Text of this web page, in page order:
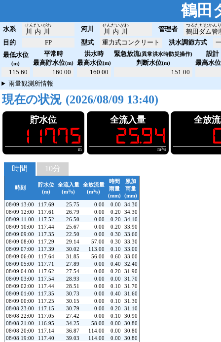
鶴田
水系 川内川
せんだいがわ
河川 川内川
せんだいがわ
管理者 鶴田ダム管
つるただむかん
目的 FP 型式 重力式コンクリート 洪水調節方式
最低水位
(m)
115.60
平常時
最高貯水位(m)
160.00
洪水時
最高水位(m)
160.00
緊急放流(異常洪水時防災操作)
判断水位(m)
151.00
設計
最高水位
雨量観測所情報
現在の状況 (ダム観測値取得中)
貯水位
!117.75
m
全流入量
!!25.94
m³/s
全放
時間
時刻
貯水位
(m)
全流入量
(m³/s)
全放流量
(m³/s)
時間
雨量
(mm)
累加
雨量
(mm)
08/09 13:00
117.69 25.75 0.00 0.00
34.30
08/09 12:00
117.61 26.79 0.00 0.20
34.30
08/09 11:00
117.52 26.50 0.00 0.20
34.10
08/09 10:00
117.44 25.67 0.00 0.20
33.90
08/09 09:00
117.35 22.50 0.00 0.30
33.60
08/09 08:00
117.29 29.14 57.00 0.30
33.30
08/09 07:00
117.39 30.02 113.00 0.10
33.00
08/09 06:00
117.64 31.85 56.00 0.60
33.00
08/09 05:00
117.71 27.89 0.00 0.40
32.40
08/09 04:00
117.62 27.54 0.00 0.20
31.90
08/09 03:00
117.54 28.93 0.00 0.00
31.70
08/09 02:00
117.44 28.51 0.00 0.10
31.70
08/09 01:00
117.35 30.73 0.00 0.40
31.60
08/09 00:00
117.25 30.15 0.00 0.10
31.30
08/08 23:00
117.15 30.79 0.00 0.20
31.10
08/08 22:00
117.05 27.42 0.00 0.10
30.90
08/08 21:00
116.95 34.25 58.00 0.00
30.80
08/08 20:00
117.14 36.87 114.00 0.00
30.80
08/08 19:00
117.40 39.03 114.00 0.00
30.80
10分